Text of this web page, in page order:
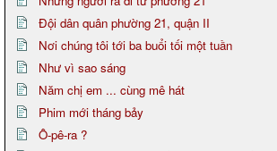
Đội dân quân phường 21, quận II
Nơi chúng tôi tới ba buổi tối một tuần
Như vì sao sáng
Năm chị em ... cùng mê hát
Phim mới tháng bảy
Ô-pê-ra ?